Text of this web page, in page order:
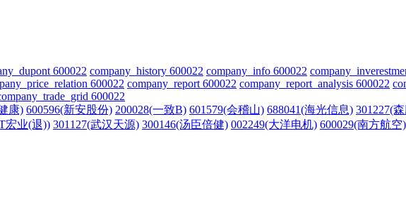
600022 company_history 600022 company_info 600022
600022 company_report 600022 company_report_analysis 600022
600022
康) 600596(新安股份) 200028(一致B) 601579(会稽山) 688041(海光信息) 301227(
宏业(退)) 301127(武汉天源) 300146(汤臣倍健) 002249(大洋电机) 600029(南方航空)